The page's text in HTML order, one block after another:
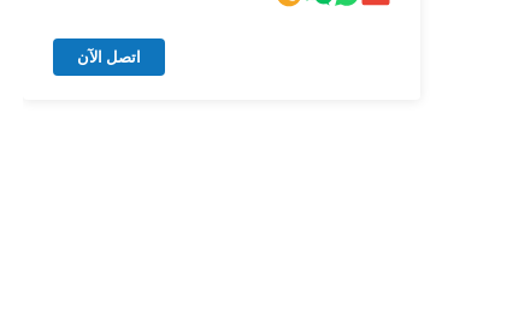
اتصل الآن